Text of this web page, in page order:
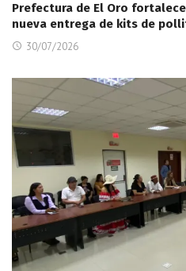
Prefectura de El Oro
nueva entrega de kits de
30/07/2026